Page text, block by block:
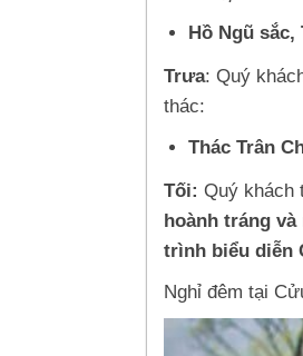
Hồ Ngũ
Trưa: Quý
thác:
Thác Trân
Tối: Quý khách
hoành tráng
trình biểu diễn
Nghỉ đêm tại